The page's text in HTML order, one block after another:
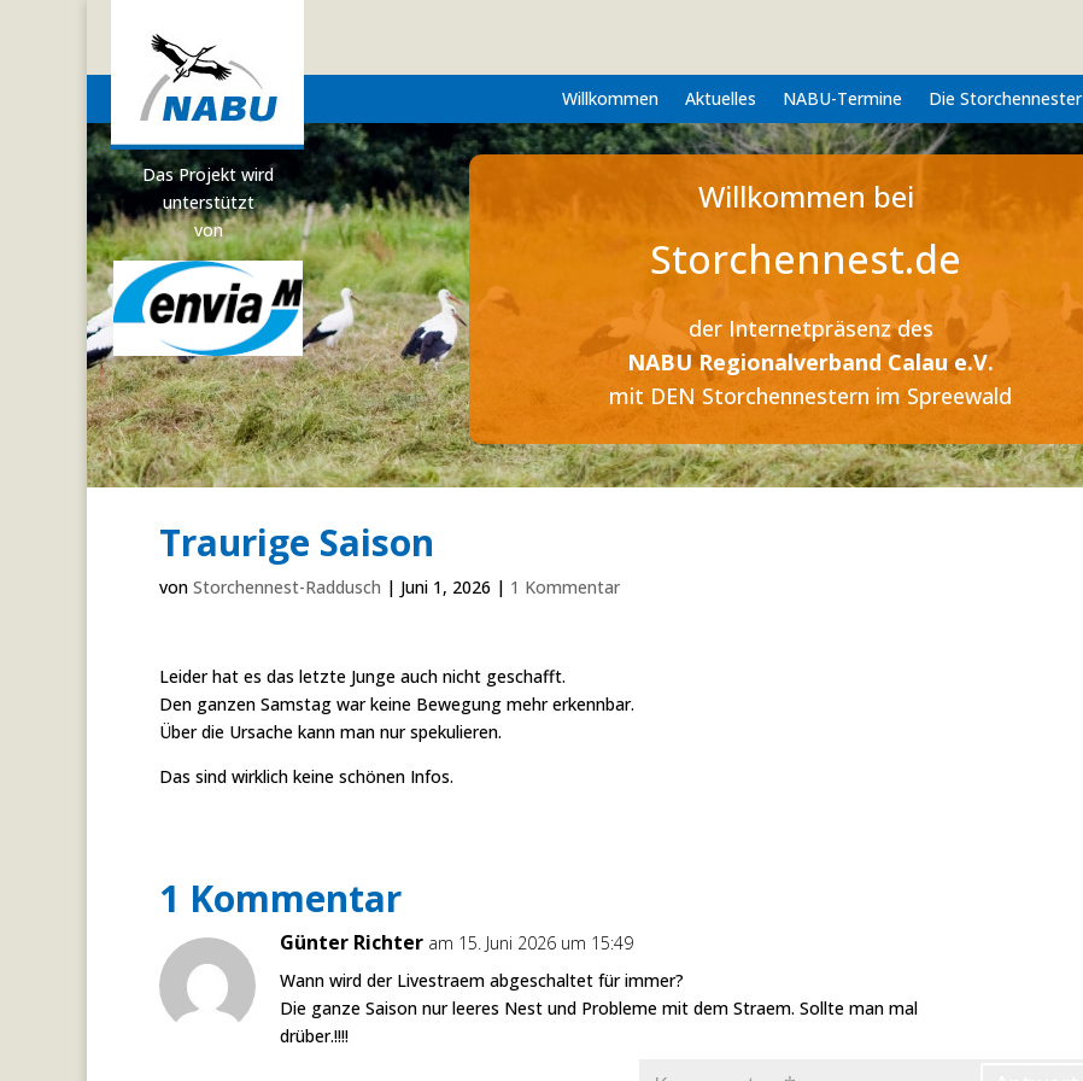
Willkommen
Aktuelles NABU-Termine Die Storchennester
Das Projekt wird
unterstützt
von
Willkommen bei
Storchennest.de
der Internetpräsenz des
NABU Regionalverband Calau e.V.
mit DEN Storchennestern im Spreewald
Traurige Saison
von Storchennest-Raddusch | Juni 1, 2026 | 1 Kommentar
Leider hat es das letzte Junge auch nicht geschafft.
Den ganzen Samstag war keine Bewegung mehr erkennbar.
Über die Ursache kann man nur spekulieren.
Das sind wirklich keine schönen Infos.
1 Kommentar
Günter Richter am 15. Juni 2026 um 15:49
Wann wird der Livestraem abgeschaltet für immer?
Die ganze Saison nur leeres Nest und Probleme mit dem Straem. Sollte man mal
drüber.!!!!